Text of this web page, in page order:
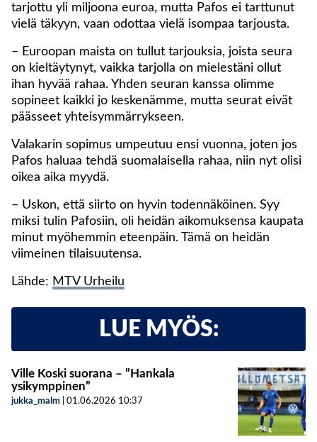
tarjottu yli miljoona euroa, mutta Pafos ei tarttunut
vielä täkyyn, vaan odottaa vielä isompaa tarjousta.
– Euroopan maista on tullut tarjouksia, joista seura
on kieltäytynyt, vaikka tarjolla on mielestäni ollut
ihan hyvää rahaa. Yhden seuran kanssa olimme
sopineet kaikki jo keskenämme, mutta seurat eivät
päässeet yhteisymmärrykseen.
Valakarin sopimus umpeutuu ensi vuonna, joten jos
Pafos haluaa tehdä suomalaisella rahaa, niin nyt olisi
oikea aika myydä.
– Uskon, että siirto on hyvin todennäköinen. Syy
miksi tulin Pafosiin, oli heidän aikomuksensa kaupata
minut myöhemmin eteenpäin. Tämä on heidän
viimeinen tilaisuutensa.
Lähde: MTV Urheilu
LUE MYÖS:
Ville Koski suorana – ”Hankala
ysikymppinen”
jukka_malm 01.06.2026 10:37